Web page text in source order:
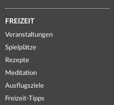
FREIZEIT
Veranstaltungen
Spielplätze
Rezepte
Meditation
Ausflugsziele
Freizeit-Tipps